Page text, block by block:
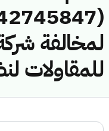
لمخالفة
للمقاولات